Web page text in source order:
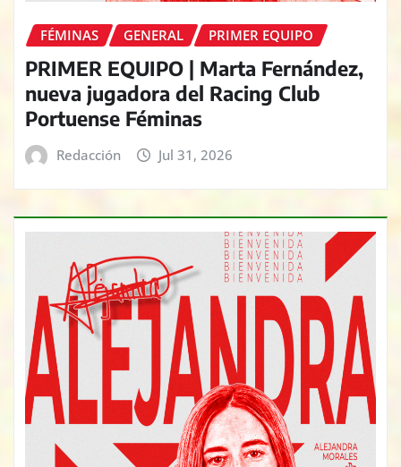
FÉMINAS GENERAL PRIMER EQUIPO
PRIMER EQUIPO | Marta Fernández,
nueva jugadora del Racing Club
Portuense Féminas
Redacción Jul 31, 2026